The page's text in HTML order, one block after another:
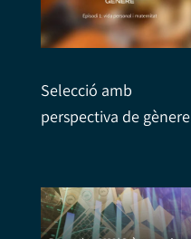
Selecció amb
perspectiva de gènere